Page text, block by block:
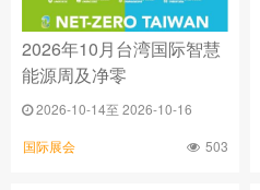
2026年10月台湾国际智慧
能源周及净零
2026-10-14至 2026-10-16
国际展会 503